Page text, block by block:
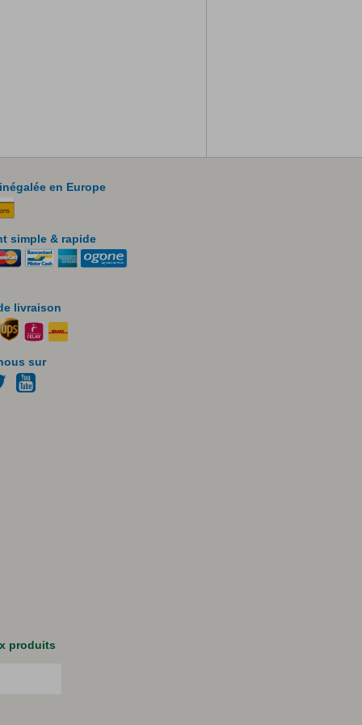
en Europe
simple & rapide
livraison
sur
produits